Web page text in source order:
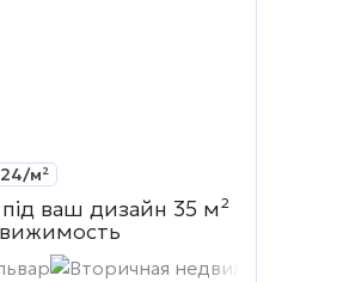
/м²
під ваш дизайн 35 м²
Вторичная недвижимость